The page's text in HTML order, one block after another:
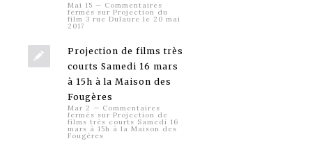
Mai 15 — Commentaires
fermés sur Projection du
film 3 rue Dulaure le 20 mai
2017
Projection de films très
courts Samedi 16 mars
à 15h à la Maison des
Fougères
Mar 2 — Commentaires
fermés sur Projection de
films très courts Samedi 16
mars à 15h à la Maison des
Fougères